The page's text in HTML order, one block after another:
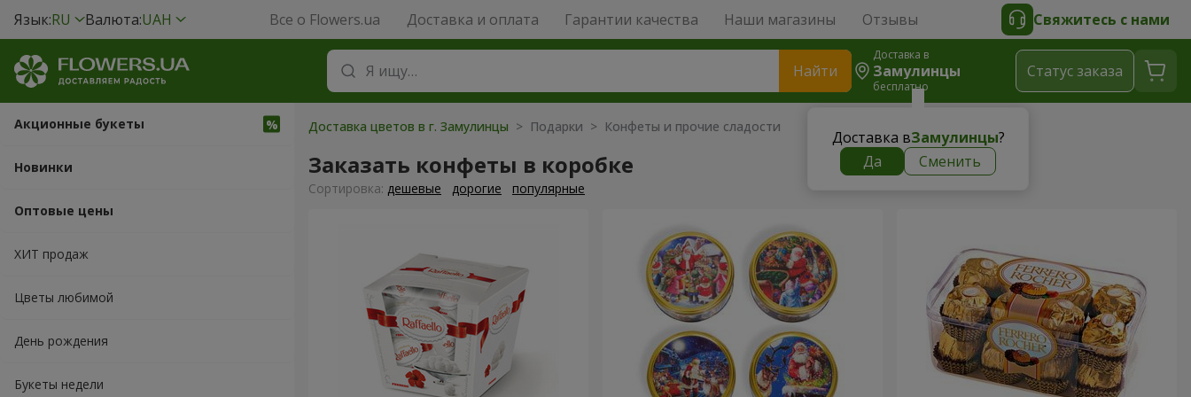
Язык:RU Валюта:UAH Все о Flowers.ua Доставка и оплата Гарантии качества Наши магазины Отзывы Свяжитесь с нами
Найти
Доставка в
Замулинцы
бесплатно
Доставка вЗамулинцы?
Да
Сменить
Cтатус заказа
Акционные букеты
Новинки
Оптовые цены
ХИТ продаж
Цветы любимой
День рождения
Букеты недели
Доставка цветов в г. Замулинцы > Подарки > Конфеты и прочие сладости
Заказать конфеты в коробке
Cортировка: дешевые дорогие популярные